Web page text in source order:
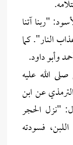
"ربنا آتنا
النار". كما
وأبو داود.
الله عليه
عن ابن
"نزل الحجر
فسودته